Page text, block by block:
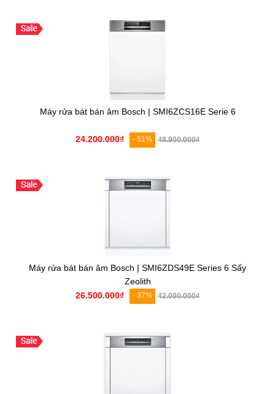
Máy rửa bát bán âm Bosch | SMI6ZCS16E Serie 6
24.200.000₫ - 51% 48.900.000₫
Máy rửa bát bán âm Bosch | SMI6ZDS49E Series 6 Sấy
Zeolith
26.500.000₫ - 37% 42.000.000₫